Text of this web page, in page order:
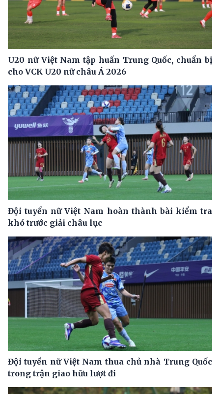
U20 nữ Việt Nam tập huấn Trung Quốc, chuẩn bị
cho VCK U20 nữ châu Á 2026
Đội tuyển nữ Việt Nam hoàn thành bài kiểm tra
khó trước giải châu lục
Đội tuyển nữ Việt Nam thua chủ nhà Trung Quốc
trong trận giao hữu lượt đi